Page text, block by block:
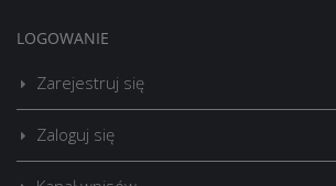
LOGOWANIE
Zarejestruj się
Zaloguj się